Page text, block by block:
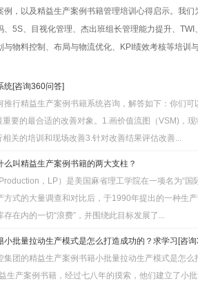
例，以及精益生产案例书籍管理培训心得启示。我
、5S、目视化管理、杰出班组长管理能力提升、
物料控制、布局与物流优化、KPI绩效考核等培训
统[咨询360问答]
推行精益生产案例书籍系统咨询，解答如下：你们
要的最合适的改善对象。1.画价值流图（VSM)，
关的培训和现场改善3.针对改善结果评估改善...
叫精益生产案例书籍的两大支柱？
，LP）是美国麻省理工学院在一项名为“国
方式的大量调查和对比后，于1990年提出的一种生
在内的一切“浪费”，并围绕此目标发展了...
小批量拉动生产模式是怎么打造成功的？求学习[咨
集团的精益生产案例书籍小批量拉动生产模式是怎
生产案例书籍，经过七八年的摸索，他们建立了小